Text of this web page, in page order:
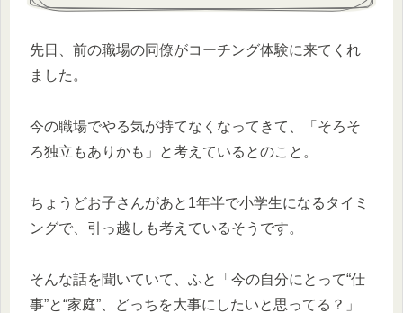
先日、前の職場の同僚がコーチング体験に来てくれ
ました。
今の職場でやる気が持てなくなってきて、「そろそ
ろ独立もありかも」と考えているとのこと。
ちょうどお子さんがあと1年半で小学生になるタイミ
ングで、引っ越しも考えているそうです。
そんな話を聞いていて、ふと「今の自分にとって“仕
事”と“家庭”、どっちを大事にしたいと思ってる？」